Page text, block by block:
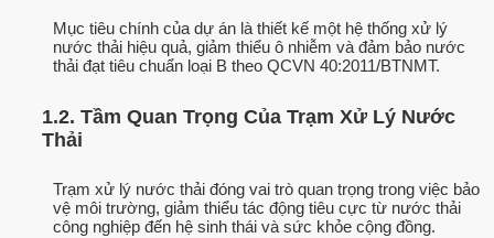
Mục tiêu chính của dự án là thiết kế một hệ thống xử lý
nước thải hiệu quả, giảm thiểu ô nhiễm và đảm bảo nước
thải đạt tiêu chuẩn loại B theo QCVN 40:2011/BTNMT.
1.2. Tầm Quan Trọng Của Trạm Xử Lý Nước
Thải
Trạm xử lý nước thải đóng vai trò quan trọng trong việc bảo
vệ môi trường, giảm thiểu tác động tiêu cực từ nước thải
công nghiệp đến hệ sinh thái và sức khỏe cộng đồng.